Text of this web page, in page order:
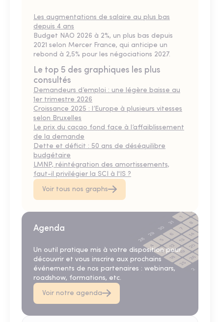
Les augmentations de salaire au plus bas
depuis 4 ans
Budget NAO 2026 à 2%, un plus bas depuis
2021 selon Mercer France, qui anticipe un
rebond à 2,5% pour les négociations 2027.
Le top 5 des graphiques les plus
consultés
Demandeurs d’emploi : une légère baisse au
1er trimestre 2026
Croissance 2025 : l’Europe à plusieurs vitesses
selon Bruxelles
Le prix du cacao fond face à l’affaiblissement
de la demande
Dette et déficit : 50 ans de déséquilibre
budgétaire
LMNP, réintégration des amortissements,
faut-il privilégier la SCI à l'IS ?
Voir tous nos graphs
Agenda
Un outil pratique mis à votre disposition pour
découvrir et vous inscrire aux prochains
événements de nos partenaires : webinars,
roadshow, formations, etc.
Voir notre agenda